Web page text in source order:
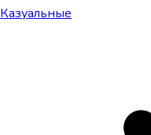
Казуальные